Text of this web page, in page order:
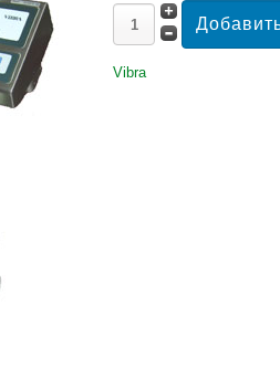
Vibra